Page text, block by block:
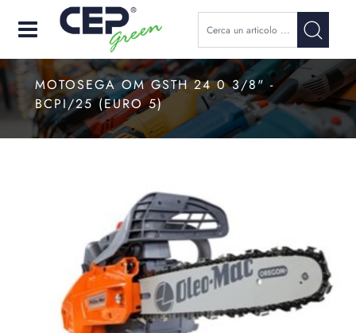
Open
MOTOSEGA OM GSTH 24 0 3/8" -
BCPI/25 (EURO 5)